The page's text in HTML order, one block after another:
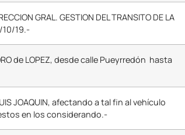
GRAL. GESTION DEL TRANSITO DE LA
10/19.-
de LOPEZ, desde calle Pueyrredón hasta
JOAQUIN, afectando a tal fin al vehículo
en los considerando.-